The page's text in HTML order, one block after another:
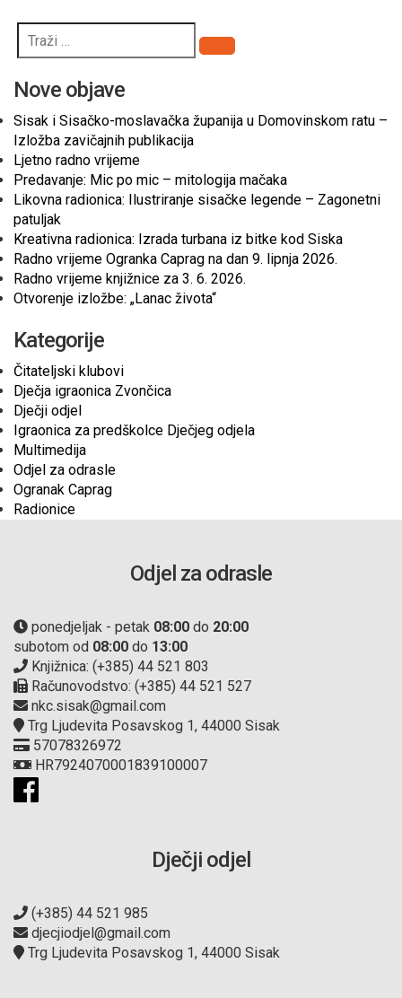
Pretraži
Nove objave
Sisak i Sisačko-moslavačka županija u Domovinskom ratu –
Izložba zavičajnih publikacija
Ljetno radno vrijeme
Predavanje: Mic po mic – mitologija mačaka
Likovna radionica: Ilustriranje sisačke legende – Zagonetni
patuljak
Kreativna radionica: Izrada turbana iz bitke kod Siska
Radno vrijeme Ogranka Caprag na dan 9. lipnja 2026.
Radno vrijeme knjižnice za 3. 6. 2026.
Otvorenje izložbe: „Lanac života“
Kategorije
Čitateljski klubovi
Dječja igraonica Zvončica
Dječji odjel
Igraonica za predškolce Dječjeg odjela
Multimedija
Odjel za odrasle
Ogranak Caprag
Radionice
Odjel za odrasle
ponedjeljak - petak 08:00 do 20:00
subotom od 08:00 do 13:00
Knjižnica: (+385) 44 521 803
Računovodstvo: (+385) 44 521 527
nkc.sisak@gmail.com
Trg Ljudevita Posavskog 1, 44000 Sisak
57078326972
HR7924070001839100007
Dječji odjel
(+385) 44 521 985
djecjiodjel@gmail.com
Trg Ljudevita Posavskog 1, 44000 Sisak